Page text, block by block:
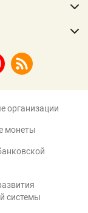
организации
монеты
системы